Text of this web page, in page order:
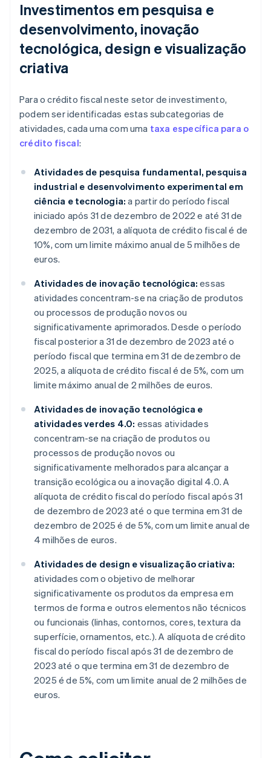
Investimentos em pesquisa e
desenvolvimento, inovação
tecnológica, design e visualização
criativa
Para o crédito fiscal neste setor de investimento,
podem ser identificadas estas subcategorias de
atividades, cada uma com uma taxa específica para o
crédito fiscal:
Atividades de pesquisa fundamental, pesquisa
industrial e desenvolvimento experimental em
ciência e tecnologia: a partir do período fiscal
iniciado após 31 de dezembro de 2022 e até 31 de
dezembro de 2031, a alíquota de crédito fiscal é de
10%, com um limite máximo anual de 5 milhões de
euros.
Atividades de inovação tecnológica: essas
atividades concentram-se na criação de produtos
ou processos de produção novos ou
significativamente aprimorados. Desde o período
fiscal posterior a 31 de dezembro de 2023 até o
período fiscal que termina em 31 de dezembro de
2025, a alíquota de crédito fiscal é de 5%, com um
limite máximo anual de 2 milhões de euros.
Atividades de inovação tecnológica e
atividades verdes 4.0: essas atividades
concentram-se na criação de produtos ou
processos de produção novos ou
significativamente melhorados para alcançar a
transição ecológica ou a inovação digital 4.0. A
alíquota de crédito fiscal do período fiscal após 31
de dezembro de 2023 até o que termina em 31 de
dezembro de 2025 é de 5%, com um limite anual de
4 milhões de euros.
Atividades de design e visualização criativa:
atividades com o objetivo de melhorar
significativamente os produtos da empresa em
termos de forma e outros elementos não técnicos
ou funcionais (linhas, contornos, cores, textura da
superfície, ornamentos, etc.). A alíquota de crédito
fiscal do período fiscal após 31 de dezembro de
2023 até o que termina em 31 de dezembro de
2025 é de 5%, com um limite anual de 2 milhões de
euros.